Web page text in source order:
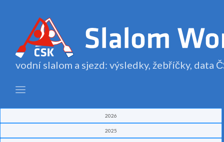
vodní slalom a sjezd: výsledky, žebříčky, data
2026
2025